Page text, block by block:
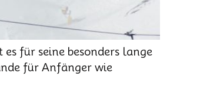
für seine besonders lange
für Anfänger wie